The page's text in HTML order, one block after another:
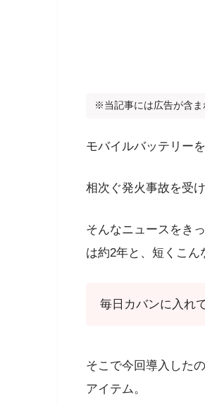
※当記事には広告が含ま
モバイルバッテリー
相次ぐ発火事故を受
そんなニュースをき
は約2年と、短くこん
毎日カバンに入れ
そこで今回導入した
アイテム。